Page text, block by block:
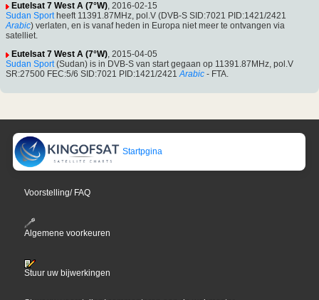
Eutelsat 7 West A (7°W), 2016-02-15
Sudan Sportheeft 11391.87MHz, pol.V (DVB-S SID:7021 PID:1421/2421
Arabic) verlaten, en is vanaf heden in Europa niet meer te ontvangen via
satelliet.
Eutelsat 7 West A (7°W), 2015-04-05
Sudan Sport(Sudan) is in DVB-S van start gegaan op 11391.87MHz, pol.V
SR:27500 FEC:5/6 SID:7021 PID:1421/2421 Arabic - FTA.
Startpgina
Voorstelling/ FAQ
Algemene voorkeuren
Stuur uw bijwerkingen